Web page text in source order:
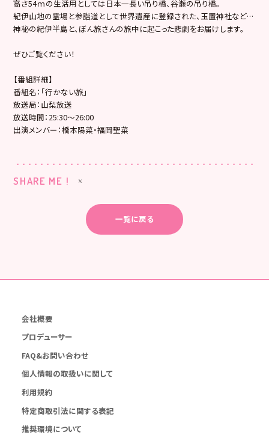
高さ54ｍの生活用としては日本一長い吊り橋、谷瀬の吊り橋。
紀伊山地の霊場と参詣道として世界遺産に登録された、玉置神社など…
神秘の紀伊半島と、ぼん旅さんの旅中に起こった悲劇をお届けします。
ぜひご覧ください！
【番組詳細】
番組名：「行かない旅」
放送局：山梨放送
放送時間：25:30〜26:00
出演メンバー：橋本陽菜・福岡聖菜
SHARE ME !
一覧に戻る
会社概要
プロデューサー
FAQ&お問い合わせ
個人情報の取扱いに関して
利用規約
特定商取引法に関する表記
推奨環境について